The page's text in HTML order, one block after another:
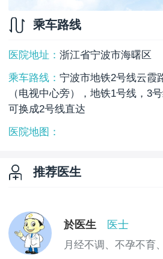
乘车路线
医院地址：浙江省宁波市海曙区
乘车路线：宁波市地铁2号线云霞
（电视中心旁），地铁1号线，3
可换成2号线直达
医院地图：
推荐医生
於医生 医士
月经不调、不孕不育